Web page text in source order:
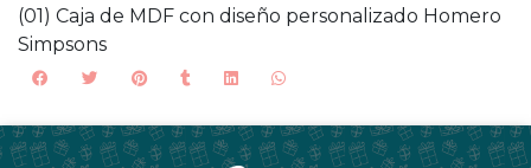
(01) Caja de MDF con diseño personalizado Homero
Simpsons